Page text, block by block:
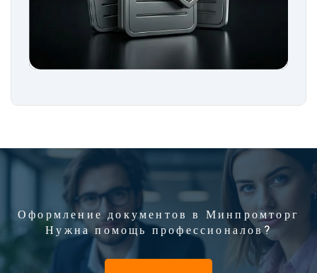
Оформление документов в Минпромторг
Нужна помощь профессионалов?